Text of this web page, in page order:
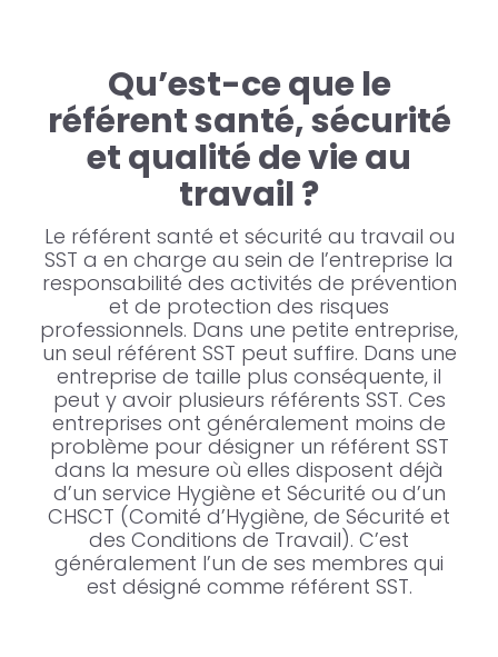
Qu’est-ce que le
référent santé, sécurité
et qualité de vie au
travail ?
Le référent santé et sécurité au travail ou
SST a en charge au sein de l’entreprise la
responsabilité des activités de prévention
et de protection des risques
professionnels. Dans une petite entreprise,
un seul référent SST peut suffire. Dans une
entreprise de taille plus conséquente, il
peut y avoir plusieurs référents SST. Ces
entreprises ont généralement moins de
problème pour désigner un référent SST
dans la mesure où elles disposent déjà
d’un service Hygiène et Sécurité ou d’un
CHSCT (Comité d’Hygiène, de Sécurité et
des Conditions de Travail). C’est
généralement l’un de ses membres qui
est désigné comme référent SST.